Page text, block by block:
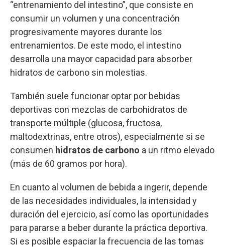
“entrenamiento del intestino”, que consiste en
consumir un volumen y una concentración
progresivamente mayores durante los
entrenamientos. De este modo, el intestino
desarrolla una mayor capacidad para absorber
hidratos de carbono sin molestias.
También suele funcionar optar por bebidas
deportivas con mezclas de carbohidratos de
transporte múltiple (glucosa, fructosa,
maltodextrinas, entre otros), especialmente si se
consumen hidratos de carbono a un ritmo elevado
(más de 60 gramos por hora).
En cuanto al volumen de bebida a ingerir, depende
de las necesidades individuales, la intensidad y
duración del ejercicio, así como las oportunidades
para pararse a beber durante la práctica deportiva.
Si es posible espaciar la frecuencia de las tomas